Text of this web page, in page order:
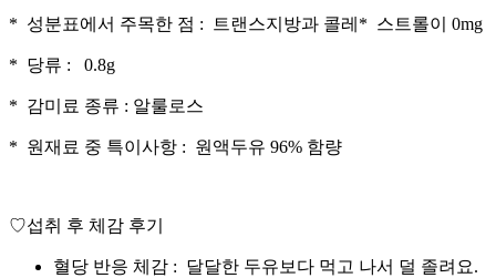
* 성분표에서 주목한 점 : 트랜스지방과 콜레* 스트롤이 0mg
* 당류 : 0.8g
* 감미료 종류 : 알룰로스
* 원재료 중 특이사항 : 원액두유 96% 함량
♡섭취 후 체감 후기
혈당 반응 체감 : 달달한 두유보다 먹고 나서 덜 졸려요.